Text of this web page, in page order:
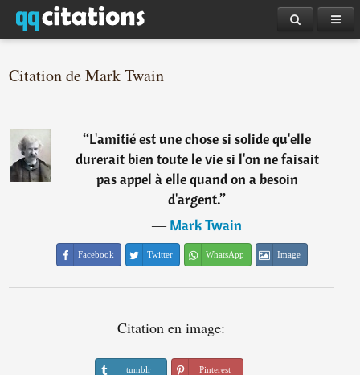
Citation de Mark Twain
“L'amitié est une chose si solide qu'elle
durerait bien toute le vie si l'on ne faisait
pas appel à elle quand on a besoin
d'argent.”
―Mark Twain
Facebook Twitter WhatsApp Image
Citation en image:
tumblr Pinterest